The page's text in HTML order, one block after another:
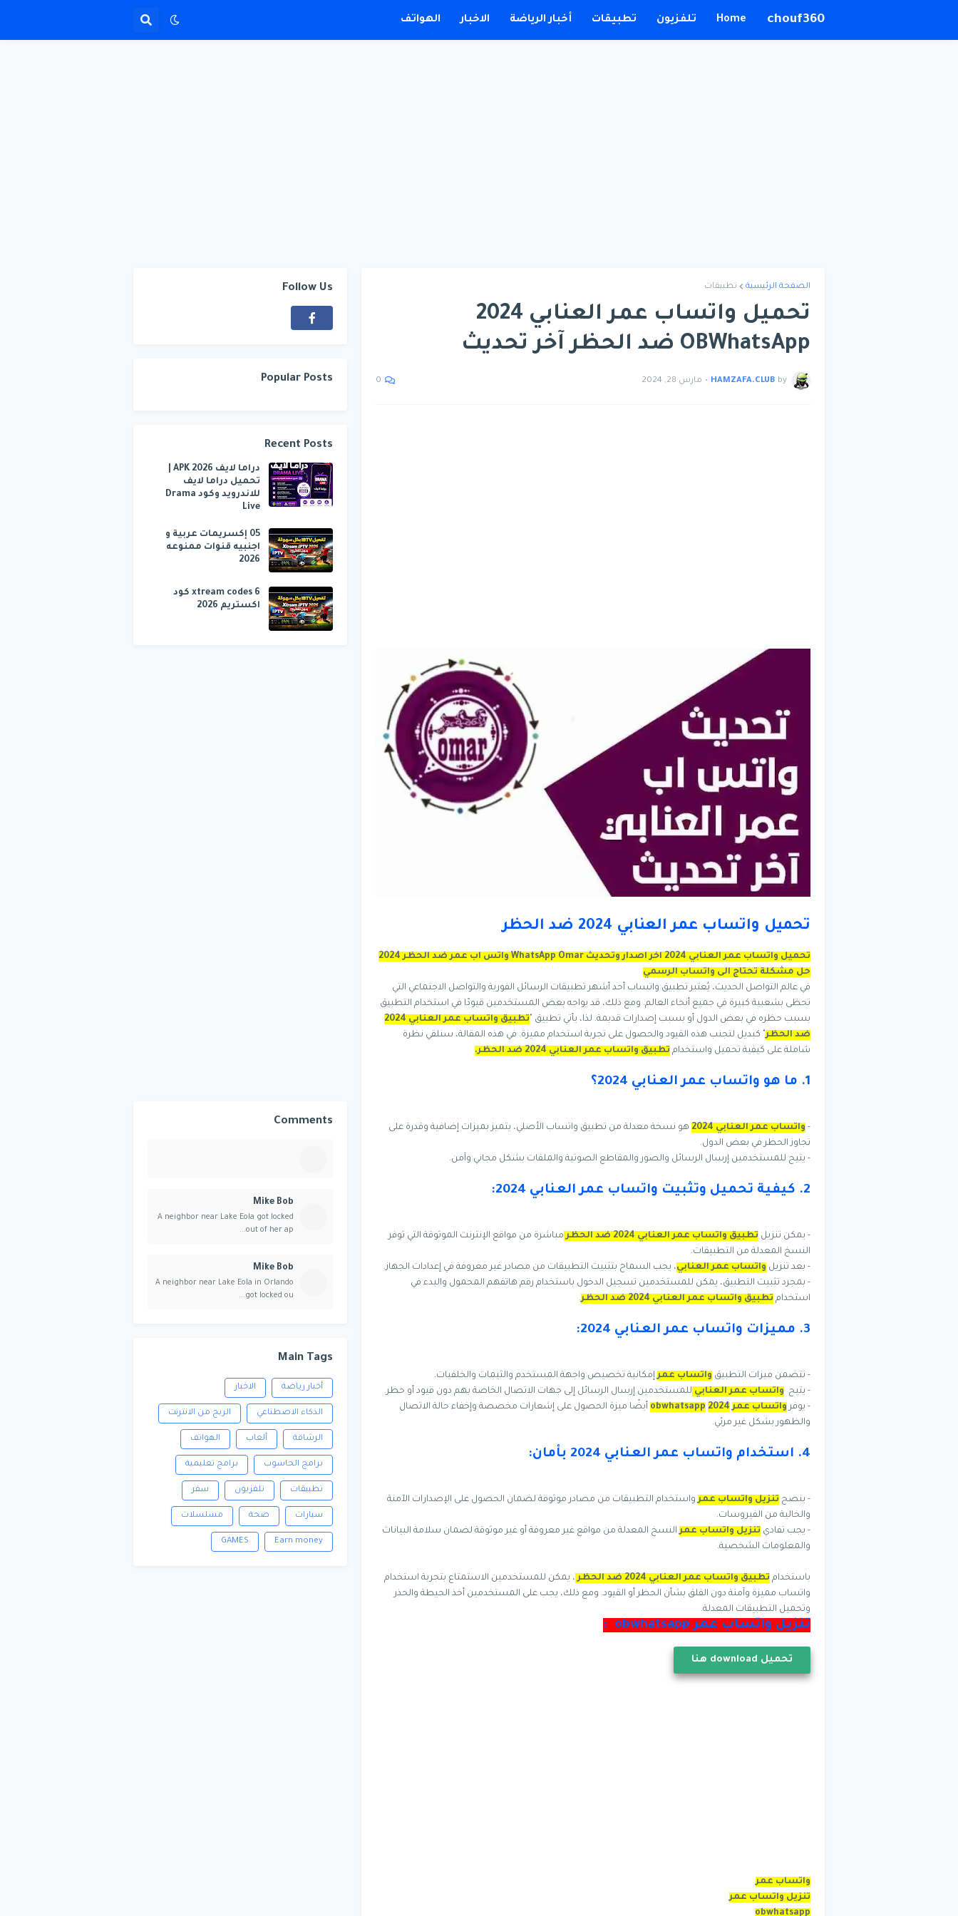
chouf360
Home تلفزيون تطبيقات أخبار الرياضة الاخبار الهواتف
الصفحة الرئيسية تطبيقات
تحميل واتساب عمر العنابي 2024
OBWhatsApp ضد الحظر آخر تحديث
by
HAMZAFA.CLUB
• مارس 28, 2024 0
تحميل واتساب عمر العنابي 2024 ضد الحظر
تحميل واتساب عمر العنابي 2024 اخر اصدار وتحديث WhatsApp Omar واتس اب عمر ضد الحظر 2024
حل مشكلة تحتاج الى واتساب الرسمي
في عالم التواصل الحديث، يُعتبر تطبيق واتساب أحد أشهر تطبيقات الرسائل الفورية والتواصل الاجتماعي التي
تحظى بشعبية كبيرة في جميع أنحاء العالم. ومع ذلك، قد يواجه بعض المستخدمين قيودًا في استخدام التطبيق
بسبب حظره في بعض الدول أو بسبب إصدارات قديمة. لذا، يأتي تطبيق "
تطبيق واتساب عمر العنابي 2024
ضد الحظر" كبديل لتجنب هذه القيود والحصول على تجربة استخدام مميزة. في هذه المقالة، سنلقي نظرة
شاملة على كيفية تحميل واستخدام تطبيق واتساب عمر العنابي 2024 ضد الحظر.
1. ما هو واتساب عمر العنابي 2024؟
- واتساب عمر العنابي 2024
هو نسخة معدلة من تطبيق واتساب الأصلي، يتميز بميزات إضافية وقدرة على
تجاوز الحظر في بعض الدول.
- يتيح للمستخدمين إرسال الرسائل والصور والمقاطع الصوتية والملفات بشكل مجاني وآمن.
2. كيفية تحميل وتثبيت واتساب عمر العنابي 2024:
- يمكن تنزيل تطبيق واتساب عمر العنابي 2024 ضد الحظر
مباشرة من مواقع الإنترنت الموثوقة التي توفر
النسخ المعدلة من التطبيقات.
- بعد تنزيل واتساب عمر العنابي، يجب السماح بتثبيت التطبيقات من مصادر غير معروفة في إعدادات الجهاز.
- بمجرد تثبيت التطبيق، يمكن للمستخدمين تسجيل الدخول باستخدام رقم هاتفهم المحمول والبدء في
استخدام تطبيق واتساب عمر العنابي 2024 ضد الحظر .
3. مميزات واتساب عمر العنابي 2024:
- تتضمن ميزات التطبيق واتساب عمرإمكانية تخصيص واجهة المستخدم والثيمات والخلفيات.
- يتيح واتساب عمر العنابي للمستخدمين إرسال الرسائل إلى جهات الاتصال الخاصة بهم دون قيود أو حظر.
- يوفر واتساب عمر obwhatsapp 2024
أيضًا ميزة الحصول على إشعارات مخصصة وإخفاء حالة الاتصال
والظهور بشكل غير مرئي.
4. استخدام واتساب عمر العنابي 2024 بأمان:
- ينصح تنزيل واتساب عمرواستخدام التطبيقات من مصادر موثوقة لضمان الحصول على الإصدارات الآمنة
والخالية من الفيروسات.
- يجب تفادي تنزيل واتساب عمرالنسخ المعدلة من مواقع غير معروفة أو غير موثوقة لضمان سلامة البيانات
والمعلومات الشخصية.
باستخدام تطبيق واتساب عمر العنابي 2024 ضد الحظر
، يمكن للمستخدمين الاستمتاع بتجربة استخدام
واتساب مميزة وآمنة دون القلق بشأن الحظر أو القيود. ومع ذلك، يجب على المستخدمين أخذ الحيطة والحذر
وتحميل التطبيقات المعدلة.
تنزيل واتساب عمر obwhatsapp :
تحميل هنا
واتساب عمر
تنزيل واتساب عمر
obwhatsapp
Follow Us
Popular Posts
Recent Posts
تحميل دراما لايف
للاندرويد وكود Drama
Live
05 إكسريمات عربية و
اجنبيه قنوات ممنوعه
2026
6 xtream codes كود
اكستريم 2026
Comments
Mike Bob
A neighbor near Lake Eola got locked
out of her ap...
Mike Bob
A neighbor near Lake Eola in Orlando
got locked ou...
Main Tags
أخبار رياضة الاخبار
الذكاء الاصطناعي الربح من الانترنت
الرشاقة ألعاب الهواتف
برامج الحاسوب برامج تعليمية
تطبيقات تلفزيون سفر
سيارات صحة مسلسلات
Earn money
GAMES